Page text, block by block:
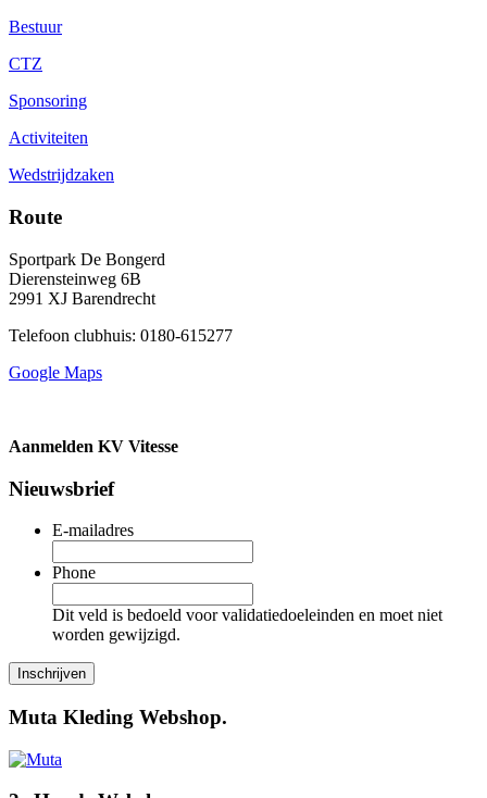
Bestuur
CTZ
Sponsoring
Activiteiten
Wedstrijdzaken
Route
Sportpark De Bongerd
Dierensteinweg 6B
2991 XJ Barendrecht
Telefoon clubhuis: 0180-615277
Google Maps
Aanmelden KV Vitesse
Nieuwsbrief
E-mailadres
Phone
Dit veld is bedoeld voor validatiedoeleinden en moet niet
worden gewijzigd.
Muta Kleding Webshop.